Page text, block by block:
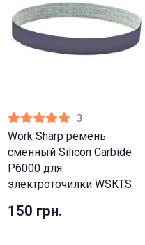
3
Work Sharp ремень
сменный Silicon Carbide
P6000 для
электроточилки WSKTS
150 грн.